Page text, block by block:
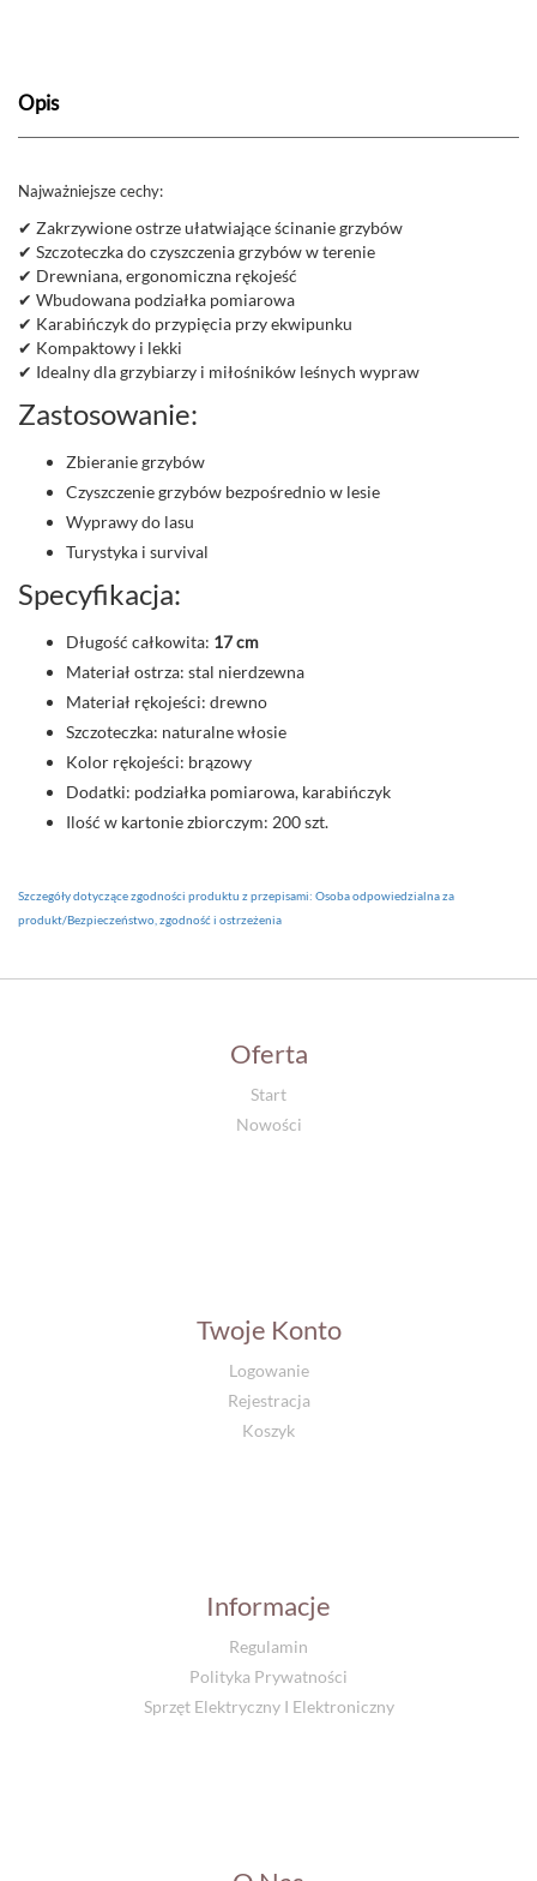
Opis
Najważniejsze cechy:
✔ Zakrzywione ostrze ułatwiające ścinanie grzybów
✔ Szczoteczka do czyszczenia grzybów w terenie
✔ Drewniana, ergonomiczna rękojeść
✔ Wbudowana podziałka pomiarowa
✔ Karabińczyk do przypięcia przy ekwipunku
✔ Kompaktowy i lekki
✔ Idealny dla grzybiarzy i miłośników leśnych wypraw
Zastosowanie:
Zbieranie grzybów
Czyszczenie grzybów bezpośrednio w lesie
Wyprawy do lasu
Turystyka i survival
Specyfikacja:
Długość całkowita: 17 cm
Materiał ostrza: stal nierdzewna
Materiał rękojeści: drewno
Szczoteczka: naturalne włosie
Kolor rękojeści: brązowy
Dodatki: podziałka pomiarowa, karabińczyk
Ilość w kartonie zbiorczym: 200 szt.
Szczegóły dotyczące zgodności produktu z przepisami: Osoba odpowiedzialna za
produkt/Bezpieczeństwo, zgodność i ostrzeżenia
Oferta
Start
Nowości
Twoje Konto
Logowanie
Rejestracja
Koszyk
Informacje
Regulamin
Polityka Prywatności
Sprzęt Elektryczny I Elektroniczny